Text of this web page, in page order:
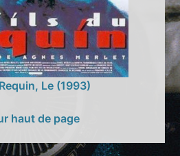
Le (1993)
haut de page